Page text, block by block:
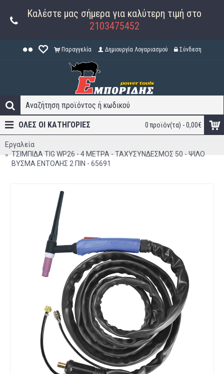
Καλέστε μας σήμερα για καλύτερη τιμή στο
2103475452
Παραγγελία Δημιουργία Λογαριασμού Σύνδεση
0 προϊόν(τα) - 0,00€
ΟΛΕΣ ΟΙ ΚΑΤΗΓΟΡΊΕΣ
Εργαλεία
ΤΣΙΜΠΙΔΑ TIG WP26 - 4 ΜΕΤΡΑ - ΤΑΧΥΣΥΝΔΕΣΜΟΣ 50 - ΨΙΛΟ
ΒΥΣΜΑ ΕΝΤΟΛΗΣ 2 ΠΙΝ - 65691